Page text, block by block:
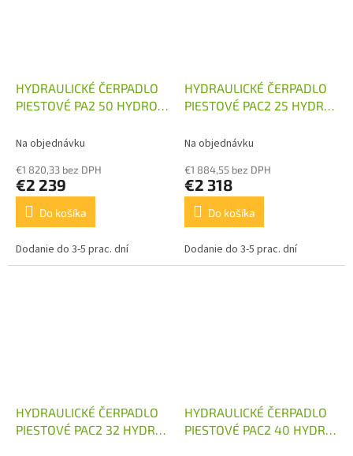
HYDRAULICKÉ ČERPADLO
PIESTOVÉ PA2 50 HYDRO
Na objednávku
€1 820,33 bez DPH
€2 239
Do košíka
Dodanie do 3-5 prac. dní
HYDRAULICKÉ ČERPADLO
PIESTOVÉ PAC2 25 HYDRO
Na objednávku
€1 884,55 bez DPH
€2 318
Do košíka
Dodanie do 3-5 prac. dní
HYDRAULICKÉ ČERPADLO
PIESTOVÉ PAC2 32 HYDRO
HYDRAULICKÉ ČERPADLO
PIESTOVÉ PAC2 40 HYDRO